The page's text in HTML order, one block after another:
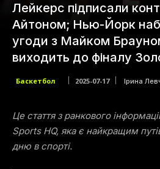
Лейкерс підписали
Айтоном; Нью-Йорк
угоди з Майком
виходить до фіналу
Баскетбол 2025-07-17 Ірина
Це стаття з ранкового
Sports HQ, яка є найкращим
дню в спорті.